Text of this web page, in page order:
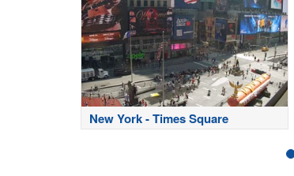
New York - Times Square